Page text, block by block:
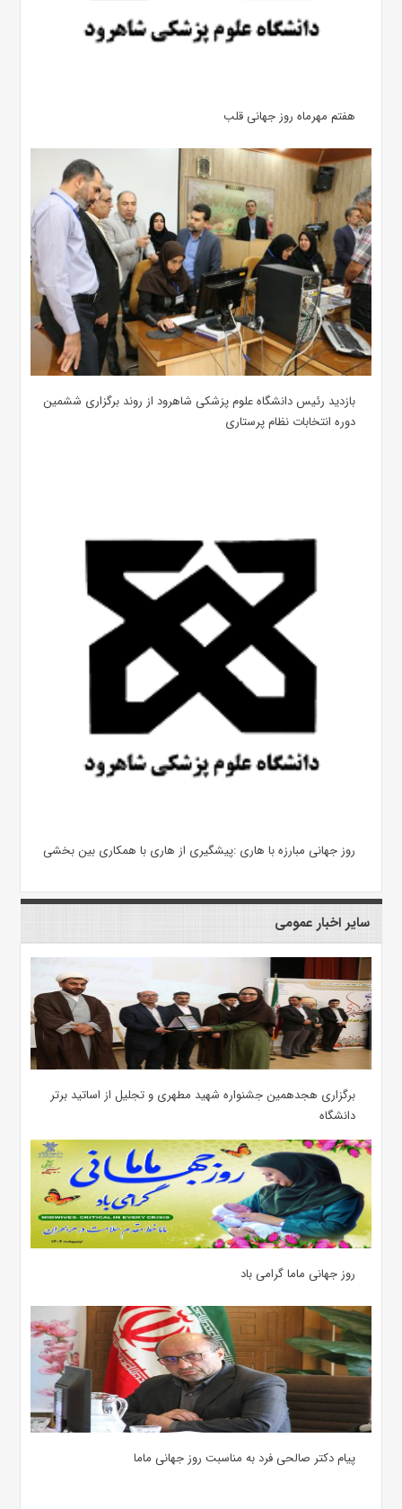
هفتم مهرماه روز جهانی قلب
بازدید رئیس دانشگاه علوم پزشکی شاهرود از روند برگزاری ششمین
دوره انتخابات نظام پرستاری
روز جهانی مبارزه با هاری :پیشگیری از هاری با همکاری بین بخشی
سایر اخبار عمومی
برگزاری هجدهمین جشنواره شهید مطهری و تجلیل از اساتید برتر
دانشگاه
روز جهانی ماما گرامی باد
پیام دکتر صالحی فرد به مناسبت روز جهانی ماما